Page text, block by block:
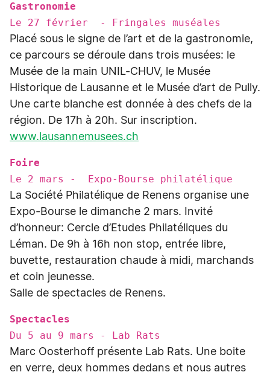
Gastronomie
Le 27 février - Fringales muséales
Placé sous le signe de l’art et de la gastronomie,
ce parcours se déroule dans trois musées: le
Musée de la main UNIL-CHUV, le Musée
Historique de Lausanne et le Musée d’art de Pully.
Une carte blanche est donnée à des chefs de la
région. De 17h à 20h. Sur inscription.
www.lausannemusees.ch
Foire
Le 2 mars - Expo-Bourse philatélique
La Société Philatélique de Renens organise une
Expo-Bourse le dimanche 2 mars. Invité
d’honneur: Cercle d’Etudes Philatéliques du
Léman. De 9h à 16h non stop, entrée libre,
buvette, restauration chaude à midi, marchands
et coin jeunesse.
Salle de spectacles de Renens.
Spectacles
Du 5 au 9 mars - Lab Rats
Marc Oosterhoff présente Lab Rats. Une boite
en verre, deux hommes dedans et nous autres